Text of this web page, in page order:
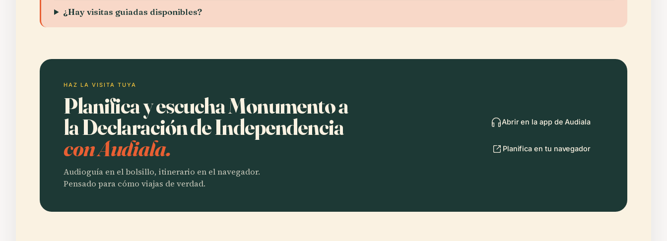
¿Hay visitas guiadas disponibles?
HAZ LA VISITA TUYA
Planifica y escucha Monumento a
la Declaración de Independencia
con Audiala.
Audioguía en el bolsillo, itinerario en el navegador.
Pensado para cómo viajas de verdad.
Abrir en la app de Audiala
Planifica en tu navegador